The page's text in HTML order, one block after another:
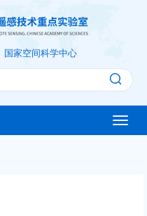
国家空间科学中心
Toggle